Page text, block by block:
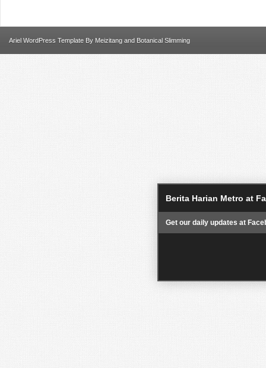
Ariel WordPress Template By Meizitang and Botanical Slimming
Berita Harian Metro at
Get our daily updates at